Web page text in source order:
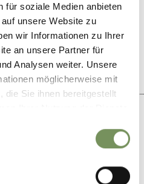
für soziale Medien anbieten
unsere Website zu
wir Informationen zu Ihrer
an unsere Partner für
Analysen weiter. Unsere
möglicherweise mit
die Sie ihnen bereitgestellt
HELPFUL?